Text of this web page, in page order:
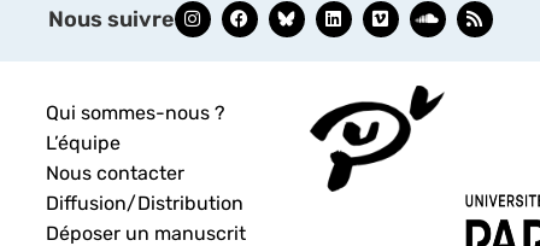
Nous suivre
Qui sommes-nous ?
L’équipe
Nous contacter
Diffusion/Distribution
Déposer un manuscrit